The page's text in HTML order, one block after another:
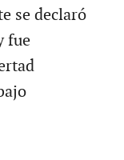
se declaró
fue